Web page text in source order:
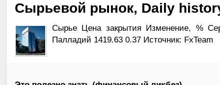
Сырьевой рынок, Daily
Сырье Цена закрытия Изменение, %
Палладий 1419.63 0.37 Источник: FxTeam